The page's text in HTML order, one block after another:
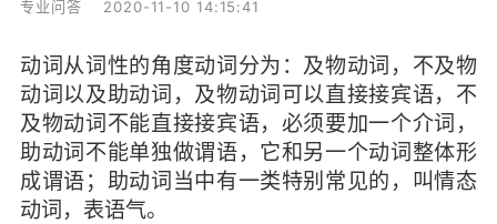
专业问答 2020-11-10 14:15:41
动词从词性的角度动词分为：及物动词，不及物
动词以及助动词，及物动词可以直接接宾语，不
及物动词不能直接接宾语，必须要加一个介词，
助动词不能单独做谓语，它和另一个动词整体形
成谓语；助动词当中有一类特别常见的，叫情态
动词，表语气。